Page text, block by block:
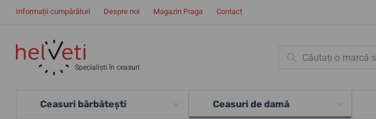
Informații cumpărături Despre noi Magazin Praga Contact
Specialiști în ceasuri
Ceasuri bărbătești Ceasuri de damă